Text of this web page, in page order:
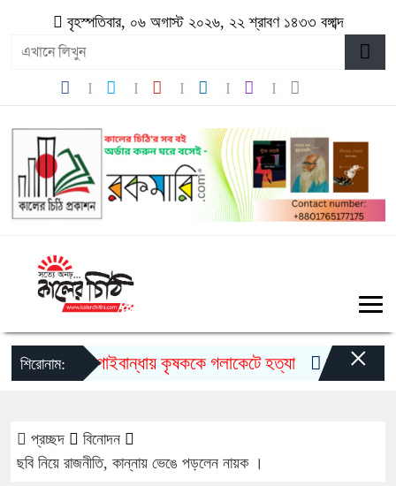
বৃহস্পতিবার, ০৬ অগাস্ট ২০২৬, ২২ শ্রাবণ ১৪৩৩ বঙ্গাব্দ
শিরোনাম: গাইবান্ধায় কৃষককে গলাকেটে হত্যা মুজিববর্ষ
×
প্রচ্ছদ
বিনোদন
ছবি নিয়ে রাজনীতি, কান্নায় ভেঙে পড়লেন নায়ক ।